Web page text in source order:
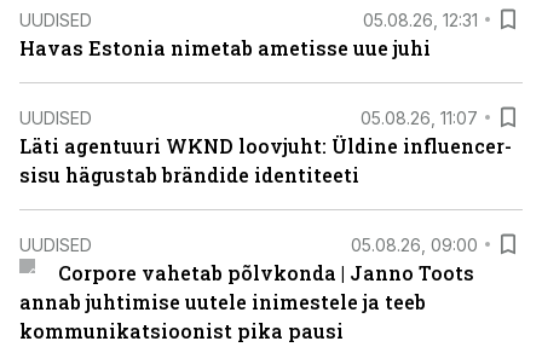
UUDISED 05.08.26, 12:31
Havas Estonia nimetab ametisse uue juhi
UUDISED 05.08.26, 11:07
Läti agentuuri WKND loovjuht: Üldine influencer-
sisu hägustab brändide identiteeti
UUDISED 05.08.26, 09:00
Corpore vahetab põlvkonda | Janno Toots
annab juhtimise uutele inimestele ja teeb
kommunikatsioonist pika pausi